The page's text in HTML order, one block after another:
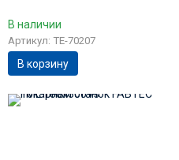
В наличии
Артикул: TE-70207
В корзину